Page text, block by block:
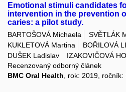
Emotional stimuli candidates
intervention in the prevention
caries: a pilot study.
BARTOŠOVÁ Michaela
SVĚTLÁK
KUKLETOVÁ Martina
BOŘILOVÁ
DUŠEK Ladislav
IZAKOVIČOVÁ
Recenzovaný odborný článek
BMC Oral Health, rok: 2019, ročník: